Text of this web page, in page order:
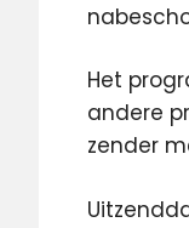
Het
andere
zender